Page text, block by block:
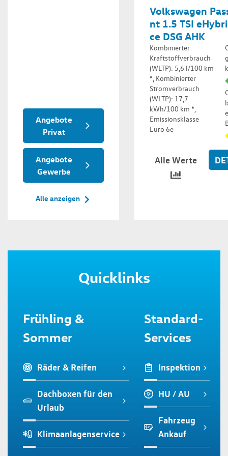
Angebote
Privat
Angebote
Gewerbe
Alle anzeigen
Volkswagen
nt 1.5 TSI
ce DSG AHK
Kombinierter
Kraftstoffverbrauch
(WLTP): 5,6 l/100 km
*, Kombinierter
Stromverbrauch
(WLTP): 17,7
kWh/100 km *,
Emissionsklasse
Euro 6e
Alle Werte
Quicklinks
Frühling &
Sommer
Räder & Reifen
Dachboxen für den
Urlaub
Klimaanlagenservice
Standard-
Services
Inspektion
HU / AU
Fahrzeug
Ankauf